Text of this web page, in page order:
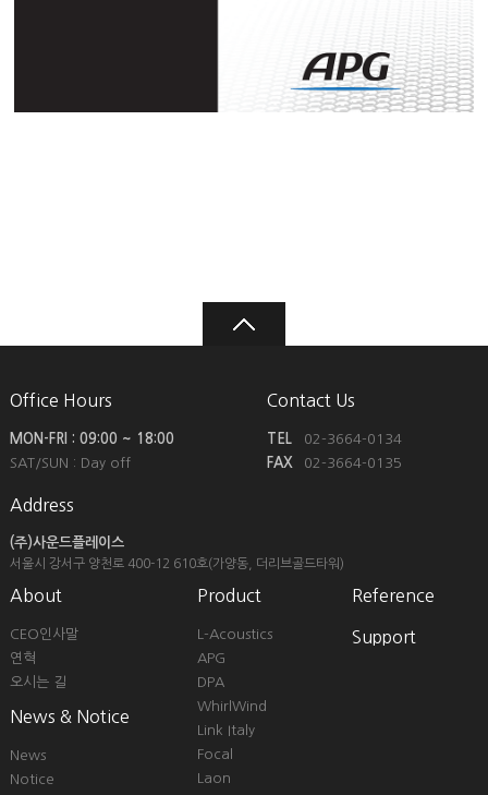
Office Hours
MON-FRI : 09:00 ~ 18:00
SAT/SUN : Day off
Contact Us
TEL
02-3664-0134
FAX
02-3664-0135
Address
(주)사운드플레이스
서울시 강서구 양천로 400-12 610호(가양동, 더리브골드타워)
About
CEO인사말
연혁
오시는 길
News & Notice
News
Notice
Product
L-Acoustics
APG
DPA
WhirlWind
Link Italy
Focal
Laon
Reference
Support